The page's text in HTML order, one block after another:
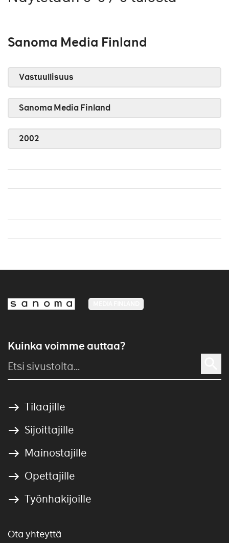
Sanoma Media Finland
Vastuullisuus
Sanoma Media Finland
2002
Kuinka voimme auttaa?
Tilaajille
Sijoittajille
Mainostajille
Opettajille
Työnhakijoille
Ota yhteyttä